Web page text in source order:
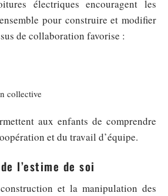
électriques encouragent les
pour construire et modifier
de collaboration favorise :
collective
aux enfants de comprendre
et du travail d’équipe.
l’estime de soi
et la manipulation des